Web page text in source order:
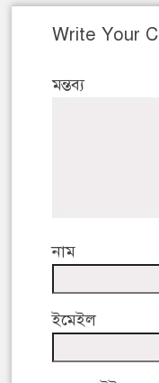
Write Your
মন্তব্য
নাম
ইমেইল